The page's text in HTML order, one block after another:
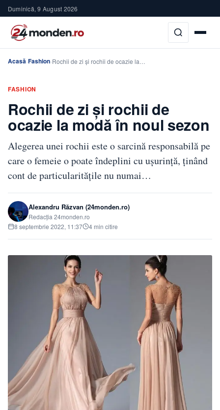
Duminică, 9 August 2026
Acasă›Fashion›Rochii de zi și rochii de ocazie la…
FASHION
Rochii de zi și rochii de
ocazie la modă în noul sezon
Alegerea unei rochii este o sarcină responsabilă pe
care o femeie o poate îndeplini cu ușurință, ținând
cont de particularitățile nu numai…
Alexandru Răzvan (24monden.ro)
Redacția 24monden.ro
8 septembrie 2022, 11:37
4 min citire